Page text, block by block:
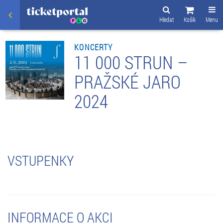
Menu
Košík
Hledat
KONCERTY
11 000 STRUN –
PRAŽSKÉ JARO
2024
VSTUPENKY
INFORMACE O AKCI